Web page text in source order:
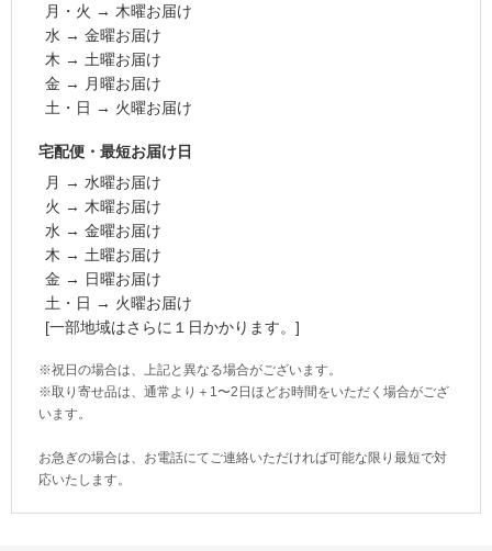
月・火 → 木曜お届け
水 → 金曜お届け
木 → 土曜お届け
金 → 月曜お届け
土・日 → 火曜お届け
宅配便・最短お届け日
月 → 水曜お届け
火 → 木曜お届け
水 → 金曜お届け
木 → 土曜お届け
金 → 日曜お届け
土・日 → 火曜お届け
[一部地域はさらに１日かかります。]
※祝日の場合は、上記と異なる場合がございます。
※取り寄せ品は、通常より＋1〜2日ほどお時間をいただく場合がござ
います。
お急ぎの場合は、お電話にてご連絡いただければ可能な限り最短で対
応いたします。